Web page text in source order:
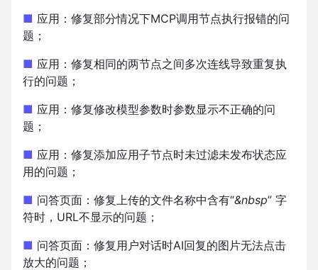
■ 应用：修复部分情况下MCP调用节点执行报错的问
题；
■ 应用：修复相同的两节点之间多次连线导致重复执
行的问题；
■ 应用：修复修改模型参数时参数显示不正确的问
题；
■ 应用：修复添加应用子节点时未过滤未发布状态应
用的问题；
■ 问答页面：修复上传的文件名称中含有“&nbsp” 字
符时，URL不显示的问题；
■ 问答页面：修复用户对话时AI回复的图片无法点击
放大的问题；